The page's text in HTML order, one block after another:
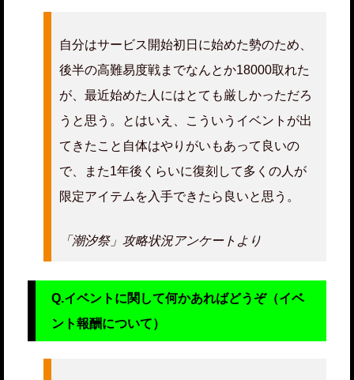
自分はサービス開始初日に始めた勢のため、
後半の高難易度戦までなんとか18000取れた
が、最近始めた人にはとても厳しかっただろ
うと思う。とはいえ、こういうイベントが出
てきたこと自体はやりがいもあって良いの
で、また1年後くらいに復刻して多くの人が
限定アイテムを入手できたら良いと思う。
「潮汐祭」攻略状況アンケートより
Q.イベントに関して何かあればどうぞ（イベ
ント報酬について）